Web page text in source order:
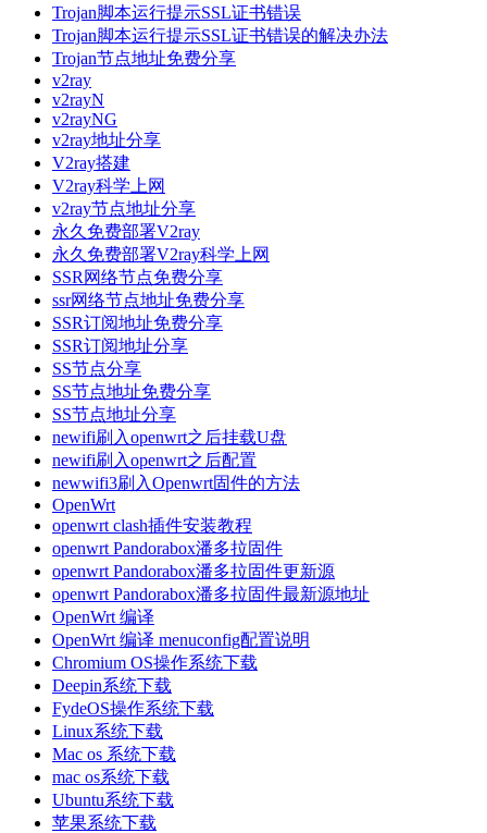
Trojan脚本运行提示SSL证书错误
Trojan脚本运行提示SSL证书错误的解决办法
Trojan节点地址免费分享
v2ray
v2rayN
v2rayNG
v2ray地址分享
V2ray搭建
V2ray科学上网
v2ray节点地址分享
永久免费部署V2ray
永久免费部署V2ray科学上网
SSR网络节点免费分享
ssr网络节点地址免费分享
SSR订阅地址免费分享
SSR订阅地址分享
SS节点分享
SS节点地址免费分享
SS节点地址分享
newifi刷入openwrt之后挂载U盘
newifi刷入openwrt之后配置
newwifi3刷入Openwrt固件的方法
OpenWrt
openwrt clash插件安装教程
openwrt Pandorabox潘多拉固件
openwrt Pandorabox潘多拉固件更新源
openwrt Pandorabox潘多拉固件最新源地址
OpenWrt 编译
OpenWrt 编译 menuconfig配置说明
Chromium OS操作系统下载
Deepin系统下载
FydeOS操作系统下载
Linux系统下载
Mac os 系统下载
mac os系统下载
Ubuntu系统下载
苹果系统下载